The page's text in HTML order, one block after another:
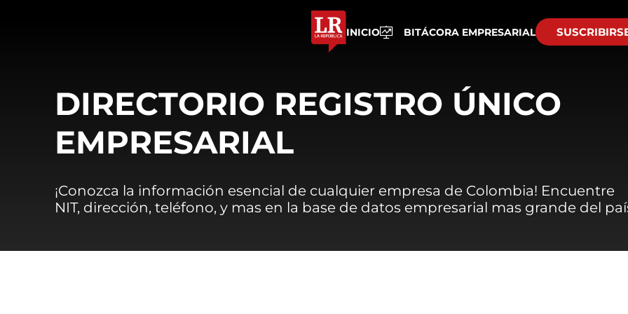
INICIO BITÁCORA EMPRESARIAL
DIRECTORIO REGISTRO ÚNICO
EMPRESARIAL
¡Conozca la información esencial de cualquier empresa de Colombia! Encuentre
NIT, dirección, teléfono, y mas en la base de datos empresarial mas grande del